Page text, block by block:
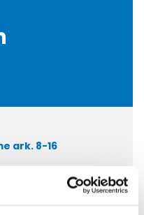
ark. 8-16